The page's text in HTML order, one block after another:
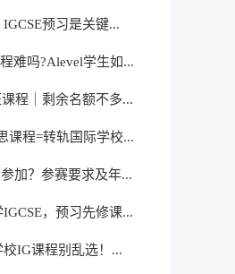
预习是关键...
难吗?Alevel学生如...
程｜剩余名额不多...
课程=转轨国际学校...
加？参赛要求及年...
，预习先修课...
IG课程别乱选！...